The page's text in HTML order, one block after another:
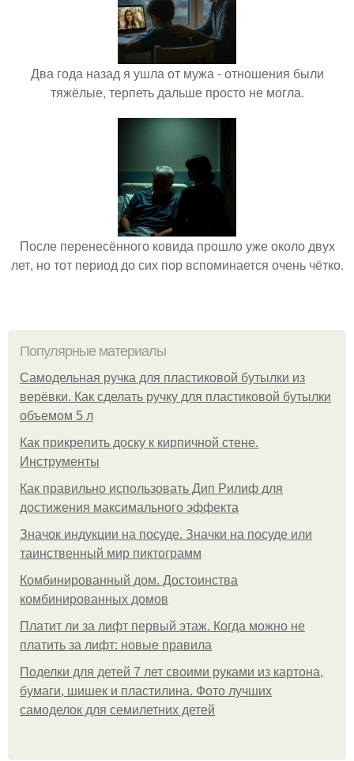
Два года назад я ушла от мужа - отношения были
тяжёлые, терпеть дальше просто не могла.
После перенесённого ковида прошло уже около двух
лет, но тот период до сих пор вспоминается очень чётко.
Популярные материалы
Самодельная ручка для пластиковой бутылки из
верёвки. Как сделать ручку для пластиковой бутылки
объемом 5 л
Как прикрепить доску к кирпичной стене.
Инструменты
Как правильно использовать Дип Рилиф для
достижения максимального эффекта
Значок индукции на посуде. Значки на посуде или
таинственный мир пиктограмм
Комбинированный дом. Достоинства
комбинированных домов
Платит ли за лифт первый этаж. Когда можно не
платить за лифт: новые правила
Поделки для детей 7 лет своими руками из картона,
бумаги, шишек и пластилина. Фото лучших
самоделок для семилетних детей